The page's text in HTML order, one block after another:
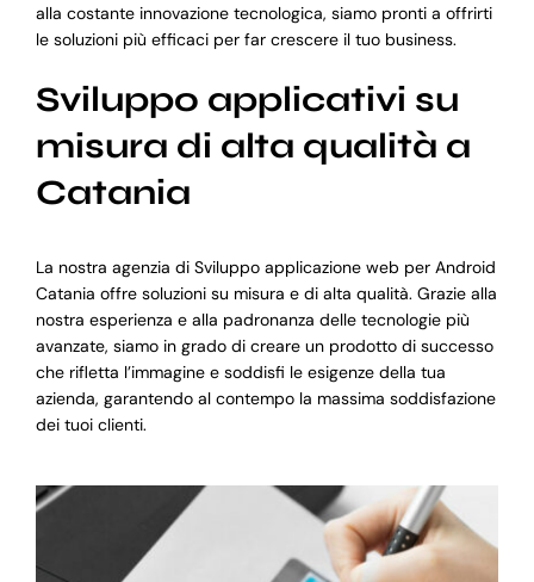
alla costante innovazione tecnologica, siamo pronti a offrirti
le soluzioni più efficaci per far crescere il tuo business.
Sviluppo applicativi su
misura di alta qualità a
Catania
La nostra agenzia di Sviluppo applicazione web per Android
Catania offre soluzioni su misura e di alta qualità. Grazie alla
nostra esperienza e alla padronanza delle tecnologie più
avanzate, siamo in grado di creare un prodotto di successo
che rifletta l’immagine e soddisfi le esigenze della tua
azienda, garantendo al contempo la massima soddisfazione
dei tuoi clienti.